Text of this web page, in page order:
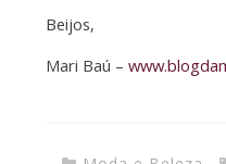
Beijos,
Mari Baú –